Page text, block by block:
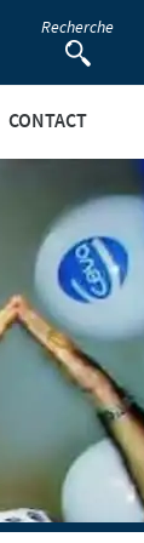
Recherche
CONTACT